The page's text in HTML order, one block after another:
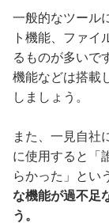
一般的なツール
ト機能、ファイ
るものが多いで
機能などは搭載
しましょう。
また、一見自社
に使用すると「
らかった」とい
な機能が過不足
う。